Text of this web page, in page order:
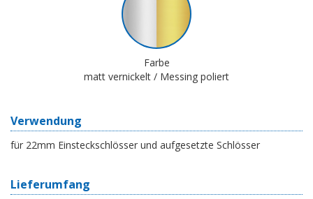
Farbe
matt vernickelt / Messing poliert
Verwendung
für 22mm Einsteckschlösser und aufgesetzte Schlösser
Lieferumfang